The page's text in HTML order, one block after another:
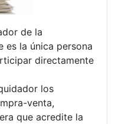
de la
es la única persona
directamente
los
venta,
que acredite la